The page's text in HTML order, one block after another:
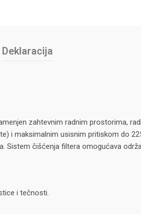
Deklaracija
zahtevnim radnim prostorima,
i maksimalnim usisnim pritiskom do
Sistem čišćenja filtera omogućava
i tečnosti.